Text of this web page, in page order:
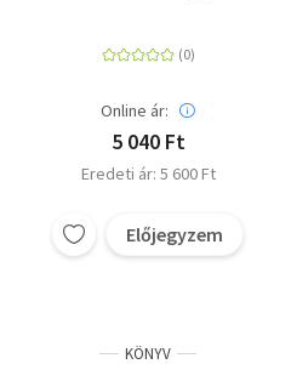
olvasásról
Online ár:
5 040 Ft
Eredeti ár: 5 600 Ft
Előjegyzem
KÖNYV